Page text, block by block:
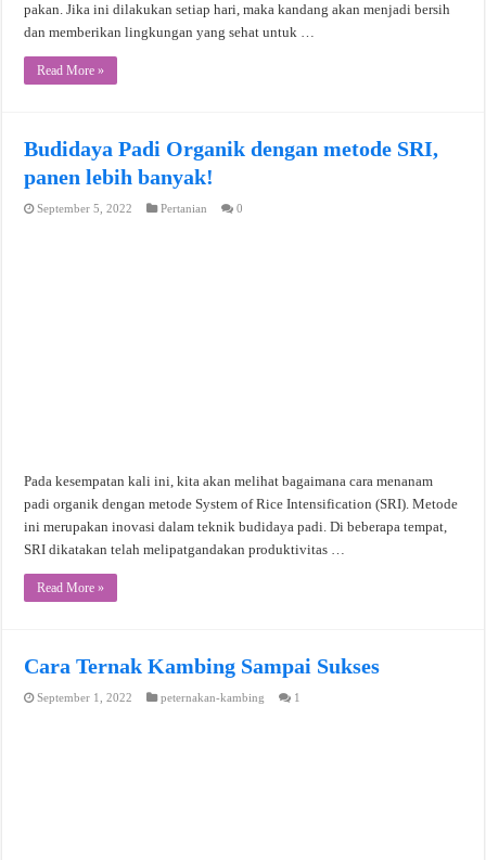
pakan. Jika ini dilakukan setiap hari, maka kandang akan menjadi bersih
dan memberikan lingkungan yang sehat untuk …
Read More »
Budidaya Padi Organik dengan metode SRI,
panen lebih banyak!
September 5, 2022 Pertanian 0
Pada kesempatan kali ini, kita akan melihat bagaimana cara menanam
padi organik dengan metode System of Rice Intensification (SRI). Metode
ini merupakan inovasi dalam teknik budidaya padi. Di beberapa tempat,
SRI dikatakan telah melipatgandakan produktivitas …
Read More »
Cara Ternak Kambing Sampai Sukses
September 1, 2022 peternakan-kambing 1